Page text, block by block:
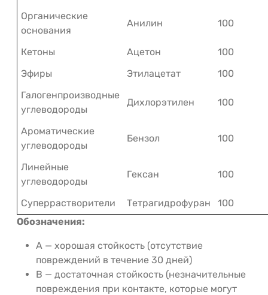
Органические
основания
Анилин 100
Кетоны Ацетон
100
Эфиры
Этилацетат
100
Галогенпроизводные
углеводороды
Дихлорэтилен 100
Ароматические
углеводороды
Бензол 100
Линейные
углеводороды
Гексан 100
Суперрастворители Тетрагидрофуран
100
Обозначения:
A — хорошая стойкость (отсутствие
повреждений в течение 30 дней)
B — достаточная стойкость (незначительные
повреждения при контакте, которые могут